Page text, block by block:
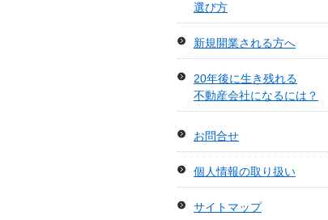
選び方
新規開業される方へ
20年後に生き残れる
不動産会社になるには？
お問合せ
個人情報の取り扱い
サイトマップ